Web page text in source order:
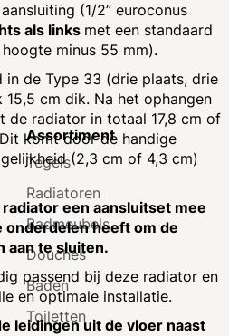
(1/2” euroconus
als links met een standaard
minus 55 mm).
de Type 33 (drie plaats, drie
cm dik. Na het ophangen
de radiator in totaal 17,8 cm of
komt door de handige
(2,3 cm of 4,3 cm)
een aansluitset mee
onderdelen heeft om de
aan te sluiten.
passend bij deze radiator en
en optimale installatie.
leidingen uit de vloer naast
Assortiment
Tegels
Radiatoren
Badmeubels
Douches
Baden
Toiletten